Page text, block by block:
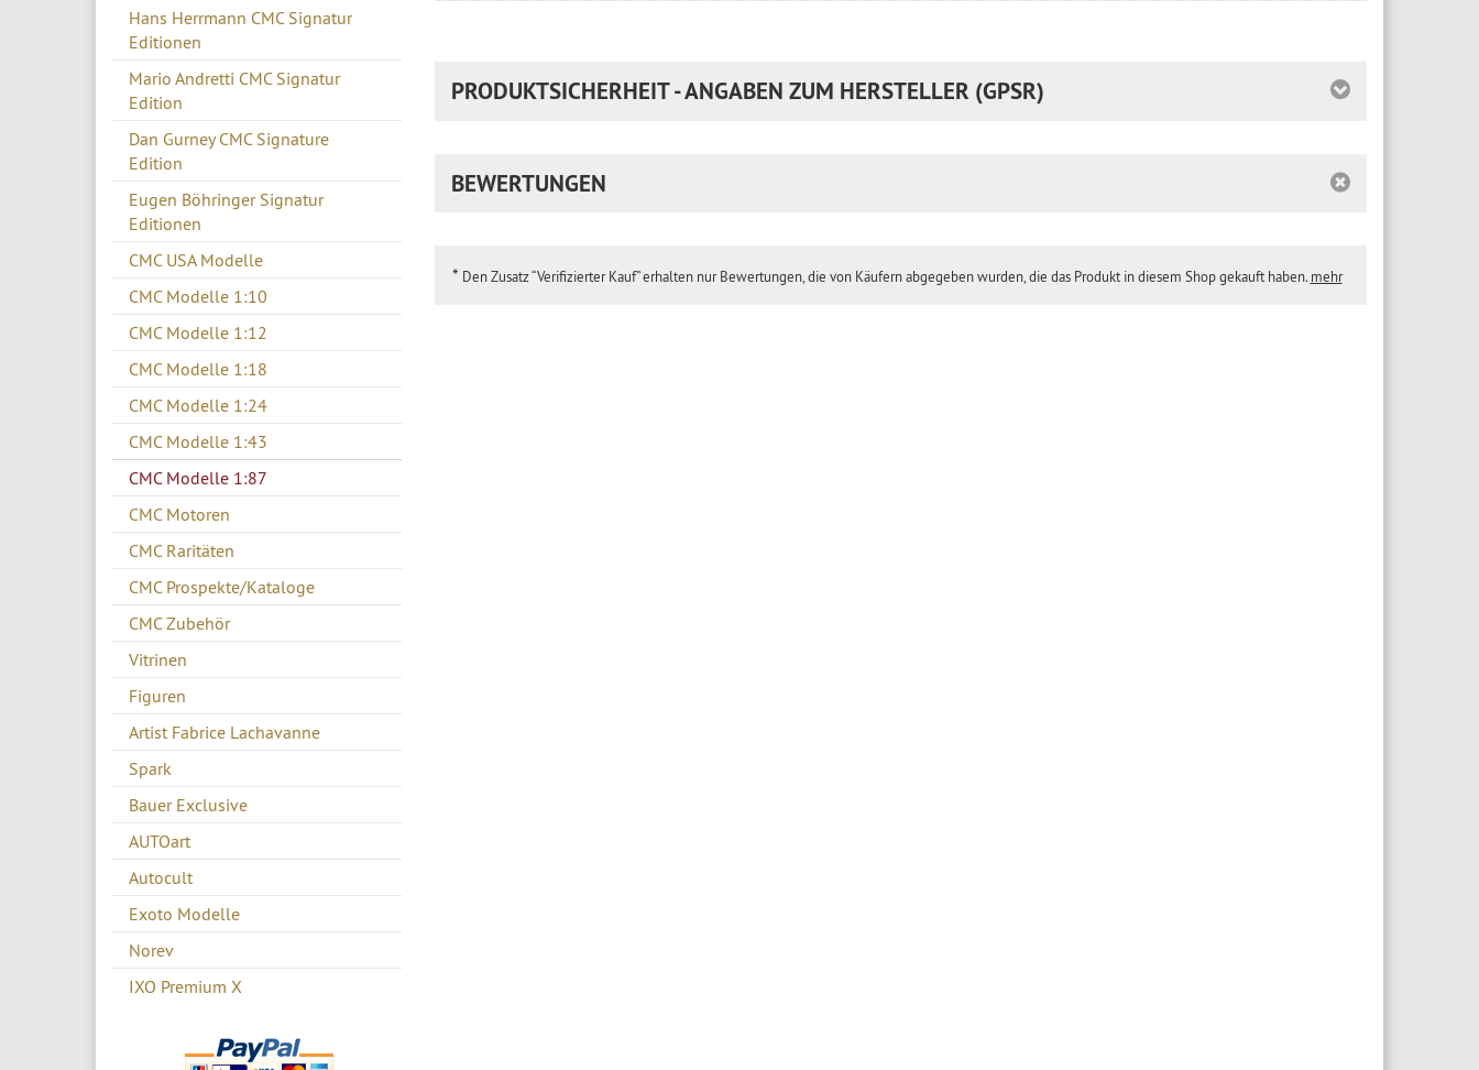
Hans Herrmann CMC Signatur
Editionen
Mario Andretti CMC Signatur
Edition
Dan Gurney CMC Signature
Edition
Eugen Böhringer Signatur
Editionen
CMC USA Modelle
CMC Modelle 1:10
CMC Modelle 1:12
CMC Modelle 1:18
CMC Modelle 1:24
CMC Modelle 1:43
CMC Modelle 1:87
CMC Motoren
CMC Raritäten
CMC Prospekte/Kataloge
CMC Zubehör
Vitrinen
Figuren
Artist Fabrice Lachavanne
Spark
Bauer Exclusive
AUTOart
Autocult
Exoto Modelle
Norev
IXO Premium X
PRODUKTSICHERHEIT - ANGABEN ZUM HERSTELLER (GPSR)
BEWERTUNGEN
* Den Zusatz “Verifizierter Kauf” erhalten nur Bewertungen, die von Käufern abgegeben wurden, die das Produkt in diesem Shop gekauft haben. mehr